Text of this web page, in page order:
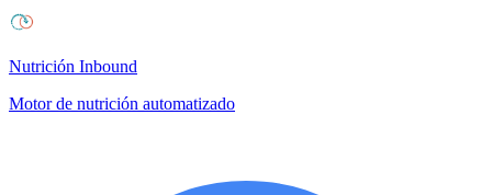
Nutrición Inbound
Motor de nutrición automatizado